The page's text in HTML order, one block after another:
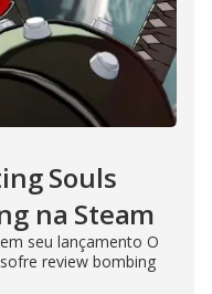
Souls
na Steam
seu lançamento O
review bombing